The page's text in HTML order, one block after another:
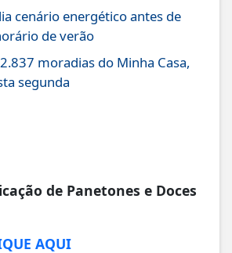
cenário energético antes de
de verão
moradias do Minha Casa,
segunda
de Panetones e Doces
AQUI